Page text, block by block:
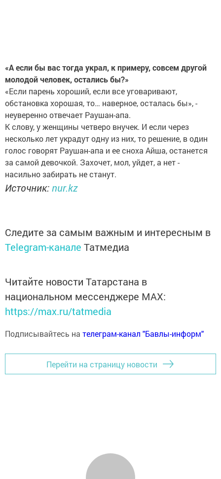
«А если бы вас тогда украл, к примеру, совсем другой
молодой человек, остались бы?»
«Если парень хороший, если все уговаривают,
обстановка хорошая, то… наверное, осталась бы», -
неуверенно отвечает Раушан-апа.
К слову, у женщины четверо внучек. И если через
несколько лет украдут одну из них, то решение, в один
голос говорят Раушан-апа и ее сноха Айша, останется
за самой девочкой. Захочет, мол, уйдет, а нет -
насильно забирать не станут.
Источник:nur.kz
Следите за самым важным и интересным в
Telegram-канале Татмедиа
Читайте новости Татарстана в
национальном мессенджере MАХ:
https://max.ru/tatmedia
Подписывайтесь на телеграм-канал "Бавлы-информ"
Перейти на страницу новости